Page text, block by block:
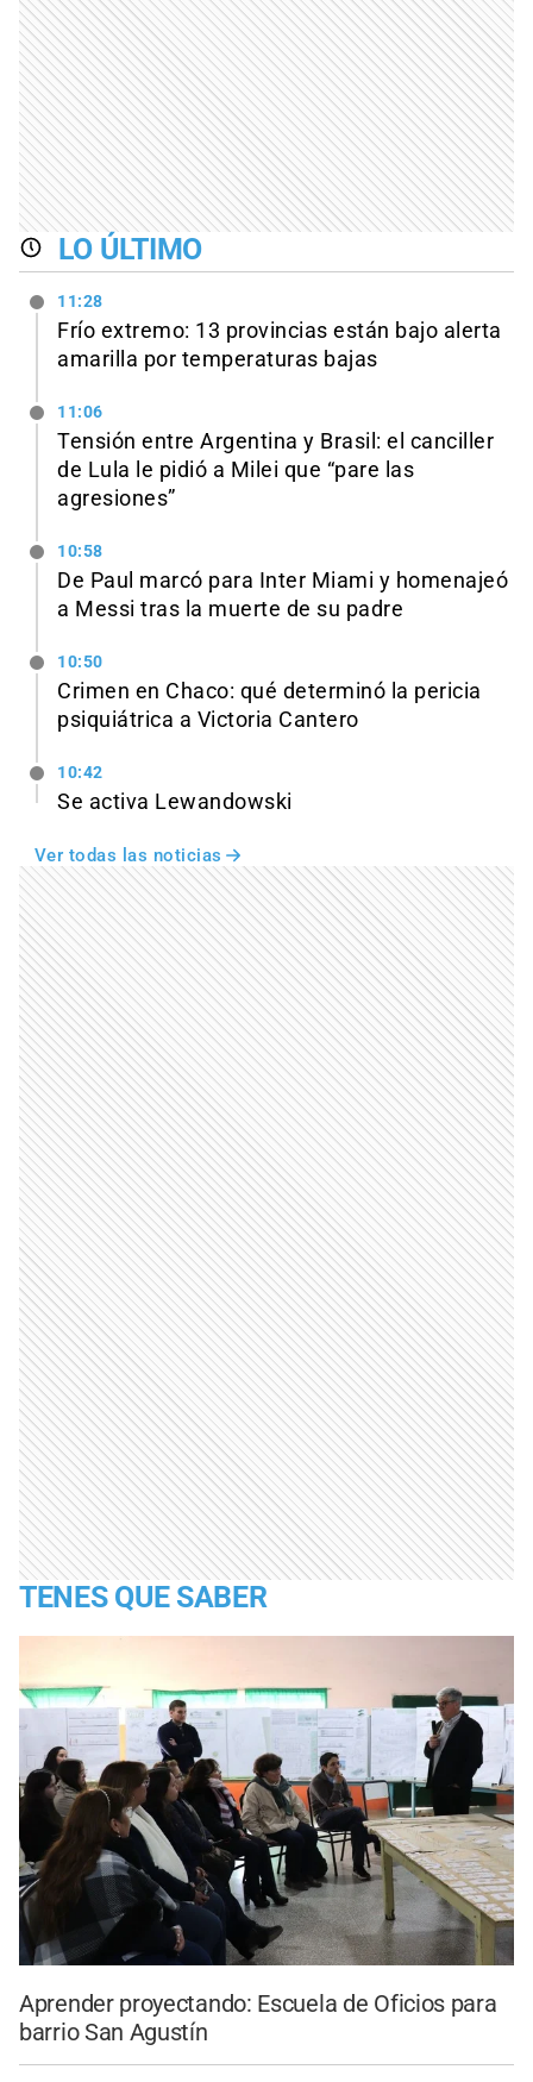
LO ÚLTIMO
11:28
Frío extremo: 13 provincias están bajo alerta
amarilla por temperaturas bajas
11:06
Tensión entre Argentina y Brasil: el canciller
de Lula le pidió a Milei que “pare las
agresiones”
10:58
De Paul marcó para Inter Miami y homenajeó
a Messi tras la muerte de su padre
10:50
Crimen en Chaco: qué determinó la pericia
psiquiátrica a Victoria Cantero
10:42
Se activa Lewandowski
Ver todas las noticias
TENES QUE SABER
Aprender proyectando: Escuela de Oficios para
barrio San Agustín